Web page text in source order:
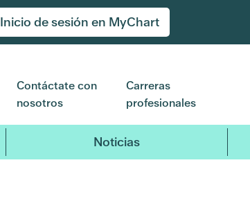
Inicio de sesión en MyChart
Contáctate con
nosotros
Carreras
profesionales
Noticias